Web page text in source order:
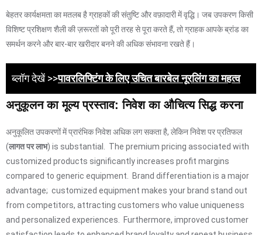
बेहतर कार्यक्षमता का मतलब है ग्राहकों की संतुष्टि और वफ़ादारी में वृद्धि। जब उपकरण किसी
विशिष्ट प्रशिक्षण शैली की ज़रूरतों को पूरी तरह से पूरा करते हैं, तो ग्राहक आपके ब्रांड का
समर्थन करने और बार-बार खरीदार बनने की अधिक संभावना रखते हैं।
ब्लॉग देखें >>पावरलिफ्टिंग के लिए उचित बारबेल नूरलिंग का महत्व
अनुकूलन का मूल्य प्रस्ताव: निवेश का औचित्य सिद्ध करना
अनुकूलित उपकरणों में प्रारंभिक निवेश अधिक लग सकता है, लेकिन निवेश पर प्रतिफल
(लागत पर लाभ) is substantial. The premium pricing associated with
customized products significantly increases profit margins
compared to generic equipment. Brand differentiation is a major
advantage; customized equipment makes your brand stand out
from competitors, attracting customers who value uniqueness
and personalized experiences. Furthermore, improved customer